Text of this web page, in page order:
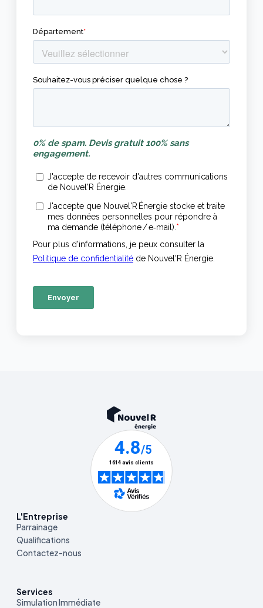
L'Entreprise
Parrainage
Qualifications
Contactez-nous
Services
Simulation Immédiate